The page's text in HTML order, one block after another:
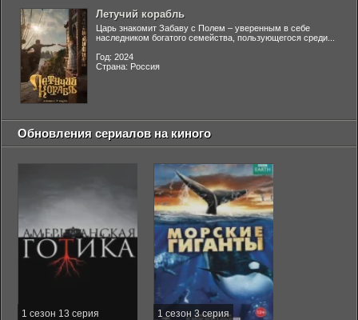
Летучий корабль
Царь знакомит Забаву с Полем – уверенным в себе
наследником богатого семейства, пользующегося среди...
Год: 2024
Страна: Россия
Обновления сериалов на киного
1 сезон 13 серия 1 сезон 3 серия